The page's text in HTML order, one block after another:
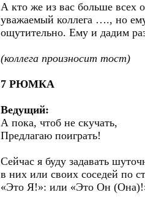
А кто же из вас больше всех
уважаемый коллега …., но
ощутительно. Ему и дадим
(коллега произносит тост)
7 РЮМКА
Ведущий:
А пока, чтоб не скучать,
Предлагаю поиграть!
Сейчас я буду задавать
в них или своих соседей по
«Это Я!»: или «Это Он